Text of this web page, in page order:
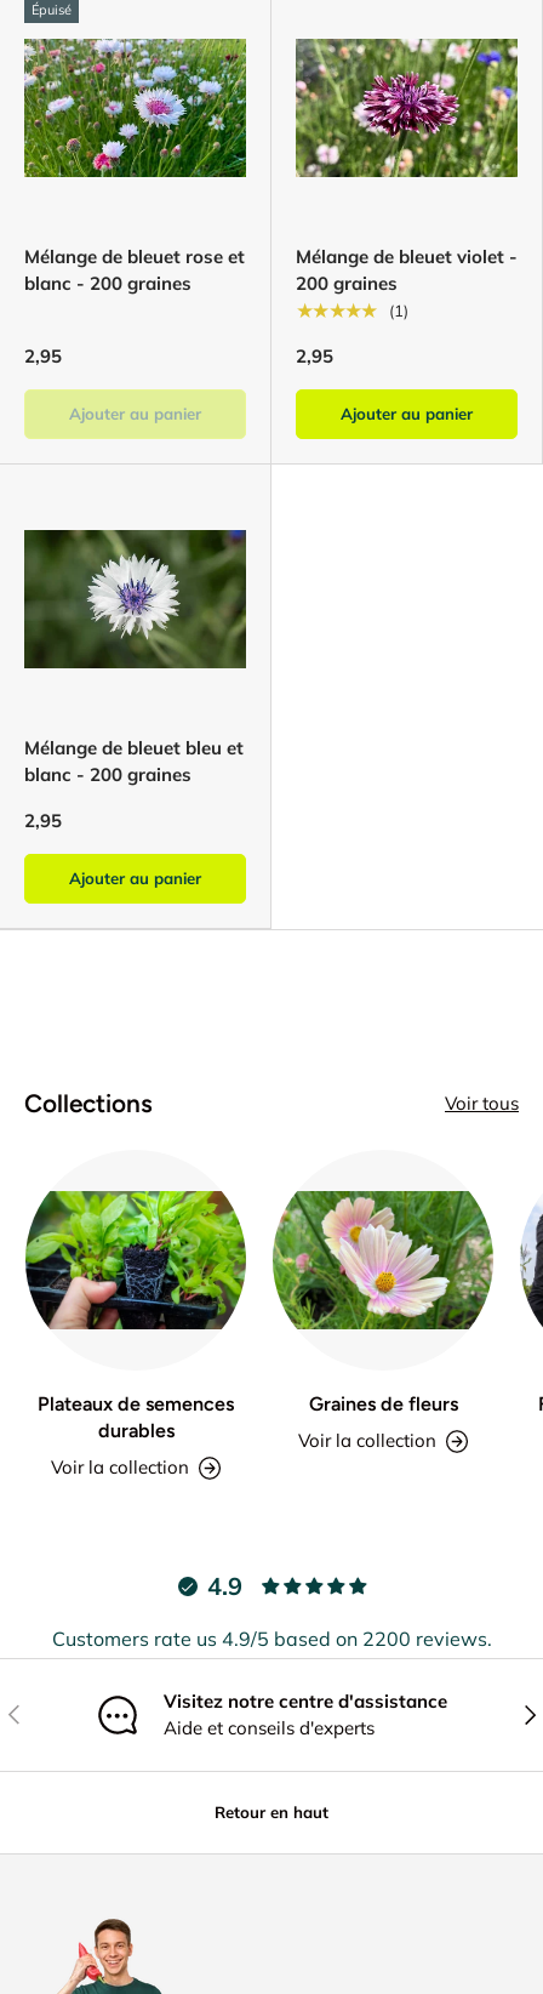
Épuisé
Mélange de bleuet rose et
blanc - 200 graines
2,95
Ajouter au panier
Mélange de bleuet violet -
200 graines
★★★★★
(1)
2,95
Ajouter au panier
Mélange de bleuet bleu et
blanc - 200 graines
2,95
Ajouter au panier
Collections Voir tous
Plateaux de semences
durables
Voir la collection
Graines de fleurs
Voir la collection
4.9
Customers rate us 4.9/5 based on 2200 reviews.
Précédent
Visitez notre centre d'assistance
Aide et conseils d'experts
Retour en haut